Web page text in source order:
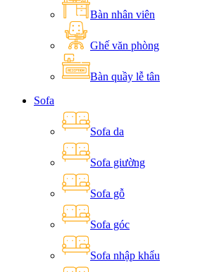
Bàn nhân viên
Ghế văn phòng
Bàn quầy lễ tân
Sofa
Sofa da
Sofa giường
Sofa gỗ
Sofa góc
Sofa nhập khẩu